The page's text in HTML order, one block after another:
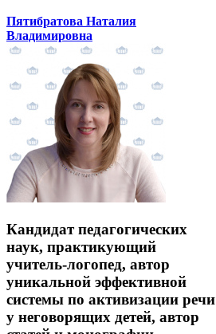
Пятибратова Наталия
Владимировна
Кандидат педагогических
наук, практикующий
учитель-логопед, автор
уникальной эффективной
системы по активизации речи
у неговорящих детей, автор